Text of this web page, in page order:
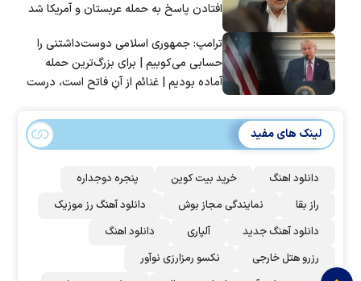
افتادن پاسخ به حمله عربستان و آمریکا شد
ترامپ: جمهوری اسلامی دوست‌داشتنی را
حسابی می‌کوبیم | برای بزرگ‌ترین حمله
آماده بودیم | غنائم از آنِ فاتح است، درست
لینک های مفید
دانلود اهنگ خرید بیت کوین
پنجره دوجداره
راز بقا
نمایندگی مجاز بوش
دانلود آهنگ رز‌ موزیک
دانلود آهنگ جدید
آلپاری
دانلود اهنگ
رزرو هتل خارجی
نکسو رمزارزی نوآور